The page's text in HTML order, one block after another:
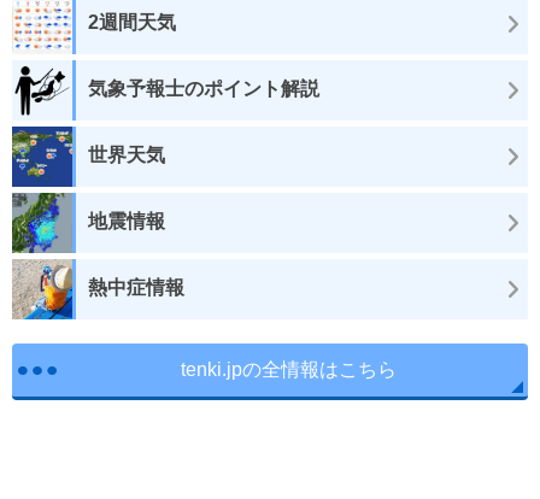
2週間天気
気象予報士のポイント解説
世界天気
地震情報
熱中症情報
tenki.jpの全情報はこちら